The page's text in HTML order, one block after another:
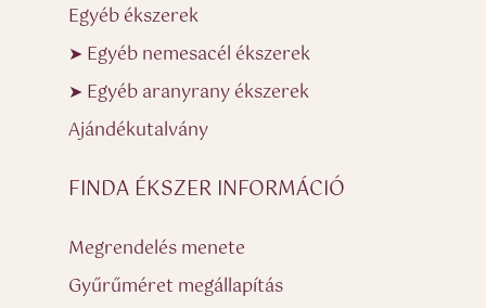
Egyéb ékszerek
➤ Egyéb nemesacél ékszerek
➤ Egyéb aranyrany ékszerek
Ajándékutalvány
FINDA ÉKSZER INFORMÁCIÓ
Megrendelés menete
Gyűrűméret megállapítás